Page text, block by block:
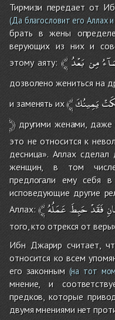
Тирмизи передает от
(Да благословит его Аллах
брать в жены
верующих из них и
этому аяту: ﴾ مِن بَعْدُ
дозволено жениться на
и заменять их﴾يَمِينُكَ
﴿другими женами, даже
это не относится к
десница». Аллах
женщин, в том
предлогали ему себя
исповедующие другие
Аллах: ﴾ فَقَدْحَبِطَعَمَلُهُ
того, кто отрекся от
Ибн Джарир считает,
относится ко всем
его законным(на тот
мнение, и
предков, которые
двумя мнениями нет